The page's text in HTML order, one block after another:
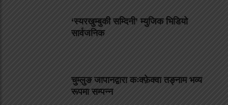
‘स्यरखुम्बुकी सम्दिनी’ म्युजिक भिडियो
सार्वजनिक
चुम्लुङ जापानद्वारा कःक्फ़ेक्वा तङ्नाम भव्य
रूपमा सम्पन्न